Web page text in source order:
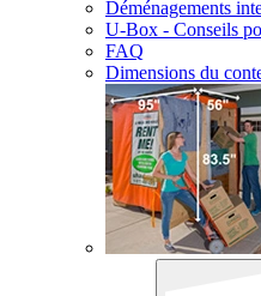
Déménagements
U-Box - Conseils
FAQ
Dimensions du